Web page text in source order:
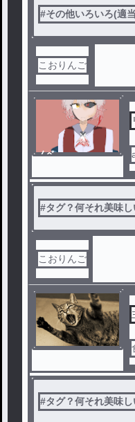
#その他いろいろ(適
こおりんご
ノベ
#タグ？何それ美味し
こおりんご
#タグ？何それ美味し